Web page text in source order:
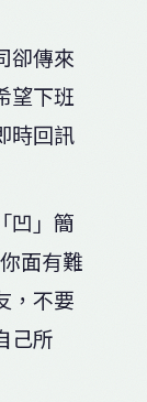
卻傳來
望下班
時回訊
凹」簡
面有難
，不要
己所